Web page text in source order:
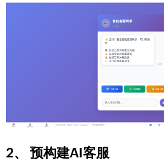
2、 预构建AI客服